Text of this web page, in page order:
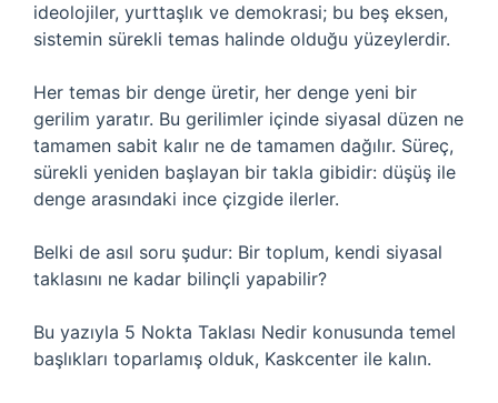
ideolojiler, yurttaşlık ve demokrasi; bu beş eksen,
sistemin sürekli temas halinde olduğu yüzeylerdir.
Her temas bir denge üretir, her denge yeni bir
gerilim yaratır. Bu gerilimler içinde siyasal düzen ne
tamamen sabit kalır ne de tamamen dağılır. Süreç,
sürekli yeniden başlayan bir takla gibidir: düşüş ile
denge arasındaki ince çizgide ilerler.
Belki de asıl soru şudur: Bir toplum, kendi siyasal
taklasını ne kadar bilinçli yapabilir?
Bu yazıyla 5 Nokta Taklası Nedir konusunda temel
başlıkları toparlamış olduk, Kaskcenter ile kalın.